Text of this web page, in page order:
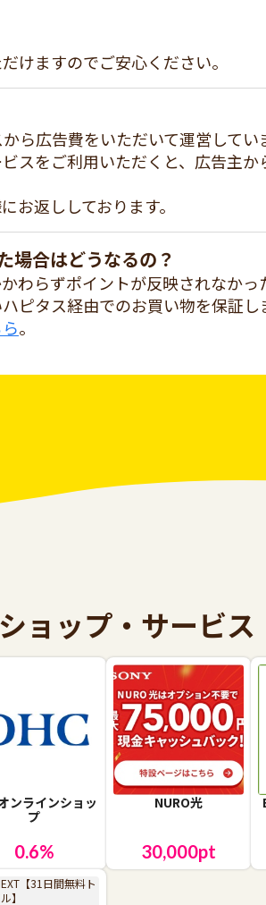
けますのでご安心ください。
ら広告費をいただいて運営してい
スをご利用いただくと、広告主
お返ししております。
場合はどうなるの？
わらずポイントが反映されなか
ピタス経由でのお買い物を保証し
。
ョップ・サービス
ンラインショッ
プ
0.6%
NURO光
30,000pt